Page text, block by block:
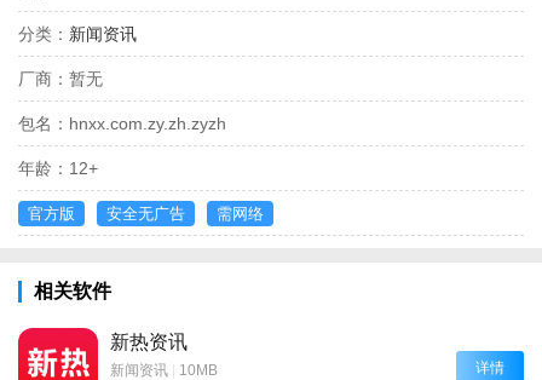
分类： 新闻资讯
厂商： 暂无
包名： hnxx.com.zy.zh.zyzh
年龄： 12+
官方版 安全无广告 需网络
相关软件
新热资讯
新闻资讯 | 10MB
详情